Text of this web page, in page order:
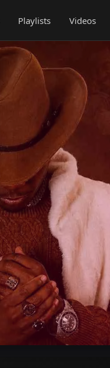
Playlists Videos